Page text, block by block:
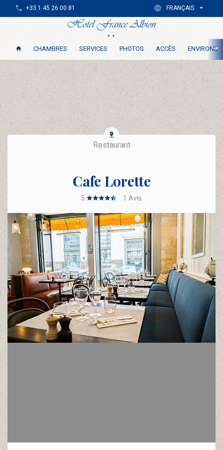
CHAMBRES SERVICES PHOTOS ACCÈS ENVIRONS
+33 1 45 26 00 81 FRANÇAIS
Restaurant
Cafe Lorette
5 1 Avis